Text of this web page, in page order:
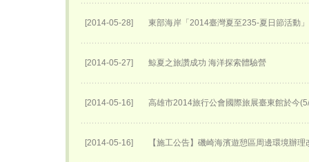
[2014-05-28] 東部海岸「2014臺灣夏至235-夏日節活動
[2014-05-27] 鯨夏之旅讚成功 海洋探索體驗營
[2014-05-16] 高雄市2014旅行公會國際旅展臺東館於今
[2014-05-16] 【施工公告】磯崎海濱遊憩區周邊環境辦理